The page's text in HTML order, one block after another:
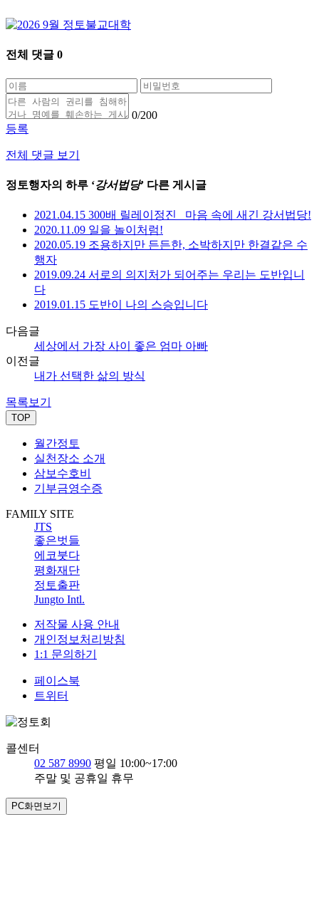
전체 댓글 0
0/200
등록
전체 댓글 보기
정토행자의 하루 ‘강서법당’ 다른 게시글
2021.04.15 300배 릴레이정진_ 마음 속에 새긴 강서법당!
2020.11.09 일을 놀이처럼!
2020.05.19 조용하지만 든든한, 소박하지만 한결같은 수
행자
2019.09.24 서로의 의지처가 되어주는 우리는 도반입니
다
2019.01.15 도반이 나의 스승입니다
다음글
세상에서 가장 사이 좋은 엄마 아빠
이전글
내가 선택한 삶의 방식
목록보기
TOP
월간정토
실천장소 소개
삼보수호비
기부금영수증
FAMILY SITE
JTS
좋은벗들
에코붓다
평화재단
정토출판
Jungto Intl.
저작물 사용 안내
개인정보처리방침
1:1 문의하기
페이스북
트위터
콜센터
02 587 8990 평일 10:00~17:00
주말 및 공휴일 휴무
PC화면보기